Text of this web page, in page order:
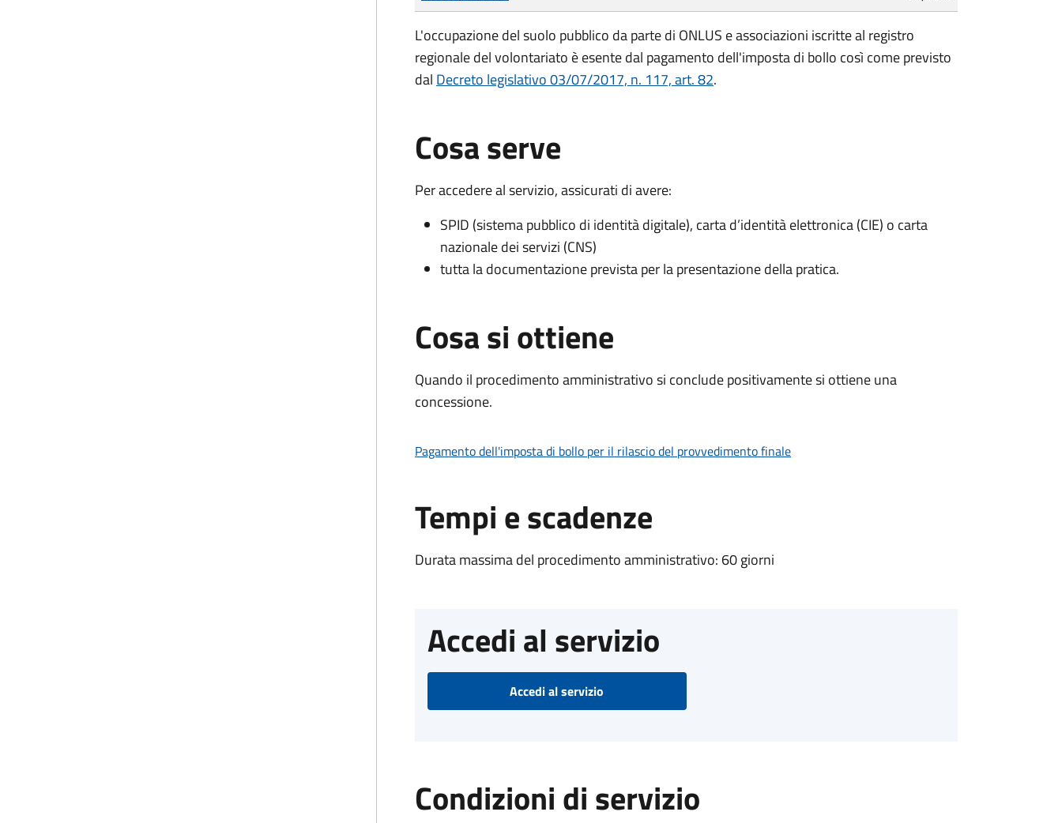
L'occupazione del suolo pubblico da parte di ONLUS e associazioni iscritte al registro
regionale del volontariato è esente dal pagamento dell'imposta di bollo così come previsto
dal Decreto legislativo 03/07/2017, n. 117, art. 82.
Cosa serve
Per accedere al servizio, assicurati di avere:
SPID (sistema pubblico di identità digitale), carta d’identità elettronica (CIE) o carta
nazionale dei servizi (CNS)
tutta la documentazione prevista per la presentazione della pratica.
Cosa si ottiene
Quando il procedimento amministrativo si conclude positivamente si ottiene una
concessione.
Pagamento dell'imposta di bollo per il rilascio del provvedimento finale
Tempi e scadenze
Durata massima del procedimento amministrativo: 60 giorni
Accedi al servizio
Accedi al servizio
Condizioni di servizio